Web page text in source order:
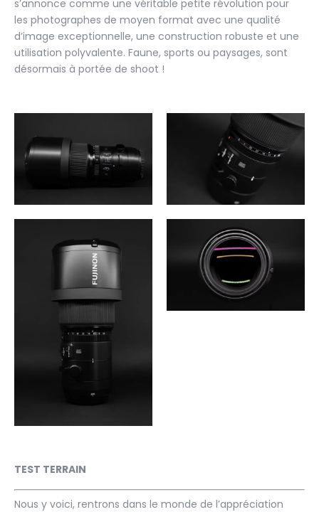
s’annonce comme une véritable petite révolution pour
les photographes de moyen format avec une qualité
d’image exceptionnelle, une construction robuste et une
utilisation polyvalente. Faune, sports ou paysages, sont
désormais à portée de shoot !
TEST TERRAIN
Nous y voici, rentrons dans le monde de l’appréciation